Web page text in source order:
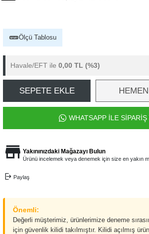
Ölçü Tablosu
Havale/EFT ile 0,00 TL (%3)
SEPETE EKLE
WHATSAPP İLE SİPARİŞ
Yakınınızdaki Mağazayı Bulun
Ürünü incelemek veya denemek için size en yakın
Paylaş
Önemli:
Değerli müşterimiz, ürünlerimize deneme
için güvenlik kilidi takılmıştır. Kilidi açılmış